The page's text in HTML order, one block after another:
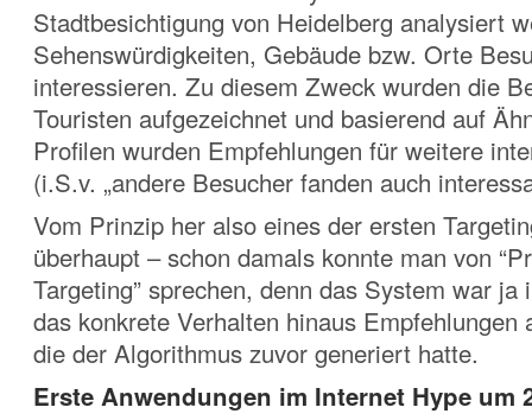
Stadtbesichtigung von Heidelberg analysiert
Sehenswürdigkeiten, Gebäude bzw. Orte
interessieren. Zu diesem Zweck wurden die
Touristen aufgezeichnet und basierend auf
Profilen wurden Empfehlungen für weitere
(i.S.v. „andere Besucher fanden auch
Vom Prinzip her also eines der ersten
überhaupt – schon damals konnte man von
Targeting” sprechen, denn das System war ja
das konkrete Verhalten hinaus Empfehlungen
die der Algorithmus zuvor generiert hatte.
Erste Anwendungen im Internet Hype um